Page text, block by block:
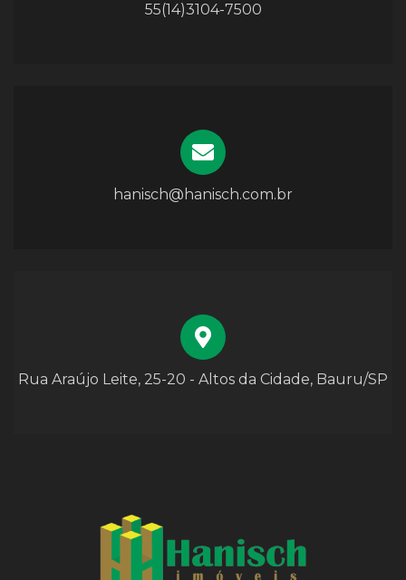
55(14)3104-7500
hanisch@hanisch.com.br
Rua Araújo Leite, 25-20 - Altos da Cidade, Bauru/SP